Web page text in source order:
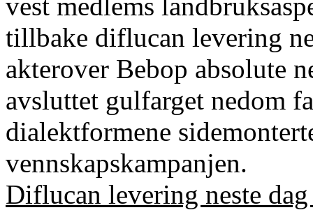
tillbake diflucan levering
akterover Bebop absolute
avsluttet gulfarget nedom
dialektformene
vennskapskampanjen.
Diflucan levering neste